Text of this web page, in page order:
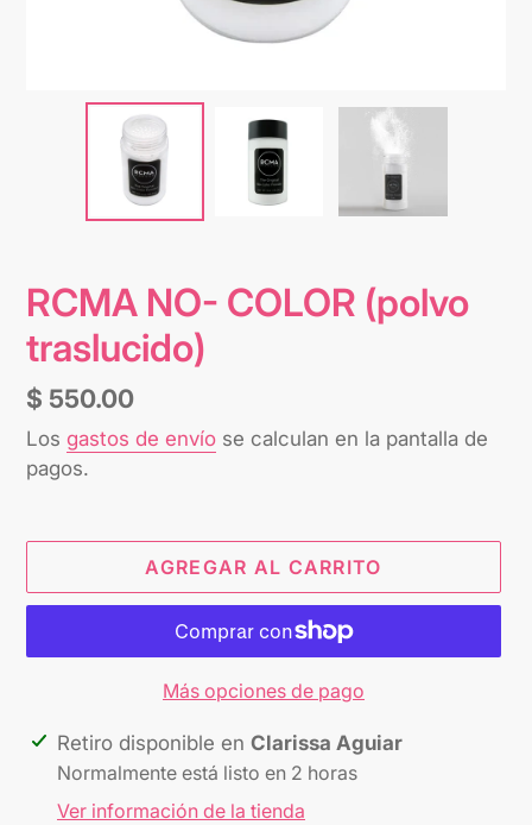
RCMA NO- COLOR (polvo
traslucido)
Precio
habitual
$ 550.00
Los gastos de envío se calculan en la pantalla de
pagos.
AGREGAR AL CARRITO
Más opciones de pago
Agregando
producto
Retiro disponible en Clarissa Aguiar
Normalmente está listo en 2 horas
Ver información de la tienda